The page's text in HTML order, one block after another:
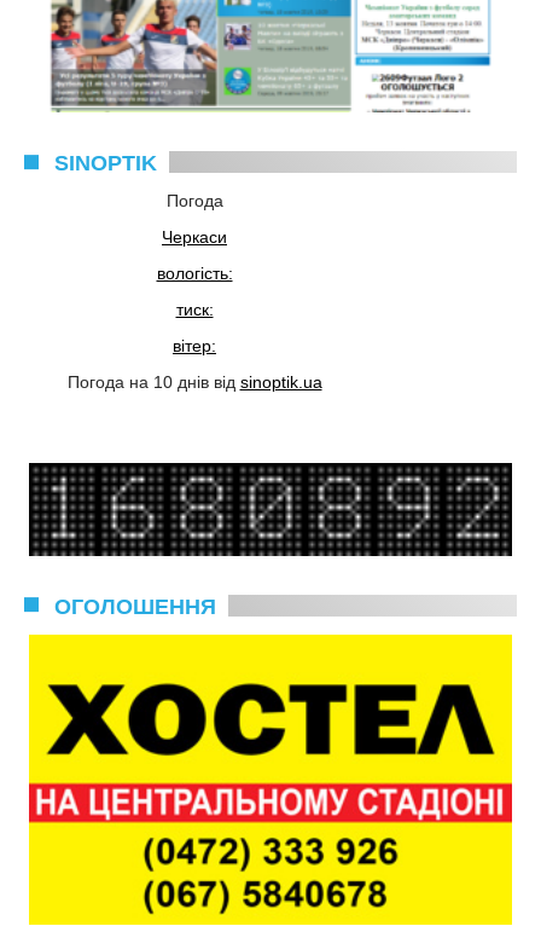
SINOPTIK
Погода
Черкаси
вологість:
тиск:
вітер:
Погода на 10 днів від sinoptik.ua
ОГОЛОШЕННЯ